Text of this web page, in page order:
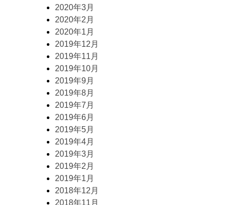
2020年3月
2020年2月
2020年1月
2019年12月
2019年11月
2019年10月
2019年9月
2019年8月
2019年7月
2019年6月
2019年5月
2019年4月
2019年3月
2019年2月
2019年1月
2018年12月
2018年11月